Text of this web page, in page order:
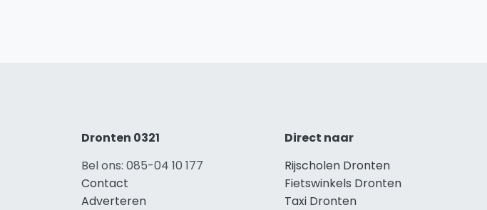
Dronten 0321
Bel ons: 085-04 10 177
Contact
Adverteren
Direct naar
Rijscholen Dronten
Fietswinkels Dronten
Taxi Dronten